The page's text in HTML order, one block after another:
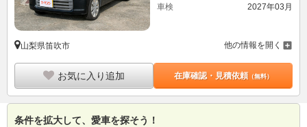
車検
2027年03月
山梨県笛吹市 他の情報を開く
お気に入り追加 在庫確認・見積依頼（無料）
条件を拡大して、愛車を探そう！